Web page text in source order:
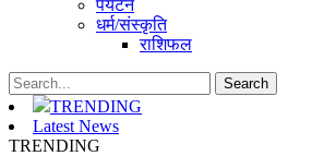
पर्यटन
धर्म/संस्कृति
राशिफल
TRENDING
Latest News
TRENDING